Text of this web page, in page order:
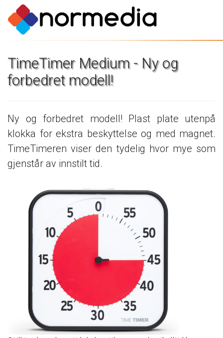
TimeTimer Medium - Ny og
forbedret modell!
Ny og forbedret modell! Plast plate utenpå
klokka for ekstra beskyttelse og med magnet.
TimeTimeren viser den tydelig hvor mye som
gjenstår av innstilt tid.